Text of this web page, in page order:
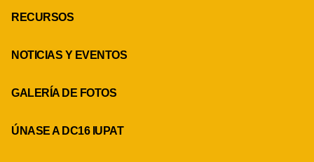
RECURSOS
NOTICIAS Y EVENTOS
GALERÍA DE FOTOS
ÚNASE A DC16 IUPAT